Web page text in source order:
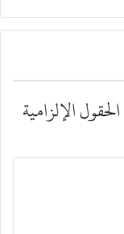
الحقول الإلزامية